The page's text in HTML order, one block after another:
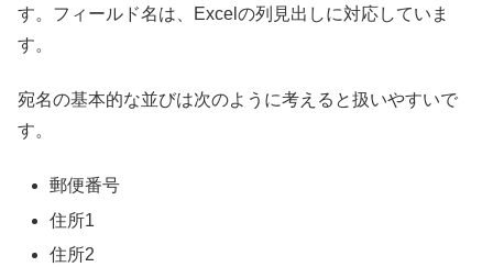
す。フィールド名は、Excelの列見出しに対応していま
す。
宛名の基本的な並びは次のように考えると扱いやすいで
す。
郵便番号
住所1
住所2